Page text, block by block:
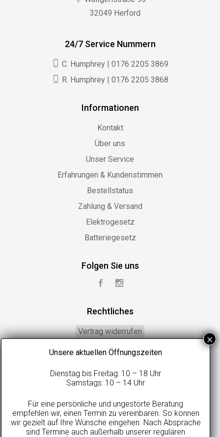
32049 Herford
24/7 Service Nummern
C. Humphrey | 0176 2205 3869
R. Humphrey | 0176 2205 3868
Informationen
Kontakt
Über uns
Unser Service
Erfahrungen & Kundenstimmen
Bestellstatus
Zahlung & Versand
Elektrogesetz
Batteriegesetz
Folgen Sie uns
Rechtliches
Vertrag widerrufen
Widerrufsbelehrung
Datenschutzerklärung
Impressum
Unsere aktuellen Öffnungszeiten
Dienstag bis Freitag: 10 – 18 Uhr
Samstags: 10 – 14 Uhr
Für eine persönliche und ungestörte Beratung
empfehlen wir, einen Termin zu vereinbaren. So können
wir gezielt auf Ihre Wünsche eingehen. Nach Absprache
sind Termine auch außerhalb unserer regulären